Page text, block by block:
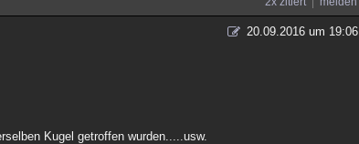
20.09.2016 um 19:06
Kugel getroffen wurden.....usw.